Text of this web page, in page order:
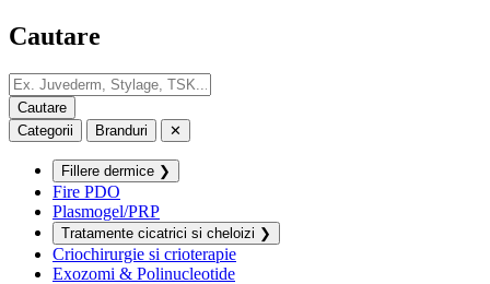
Cautare
Categorii Branduri ✕
Fillere dermice ❯
Fire PDO
Plasmogel/PRP
Tratamente cicatrici si cheloizi ❯
Criochirurgie si crioterapie
Exozomi & Polinucleotide